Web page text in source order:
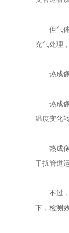
但气
充气处理
热成像
热成像
温度变化
热成像
干扰管道
不过，
下，检测